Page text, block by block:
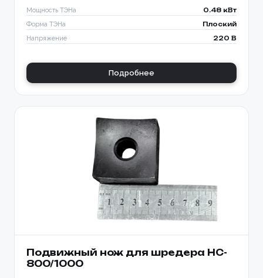
Мощность ТЭНа 0.48 кВт
Форма ТЭНа Плоский
Напряжение 220 В
Подробнее
Подвижный нож для шредера HC-
800/1000